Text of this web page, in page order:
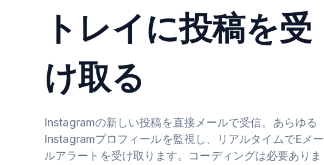
トレイに投稿を受
け取る
Instagramの新しい投稿を直接メールで受信。あらゆる
Instagramプロフィールを監視し、リアルタイムでEメー
ルアラートを受け取ります。コーディングは必要ありま